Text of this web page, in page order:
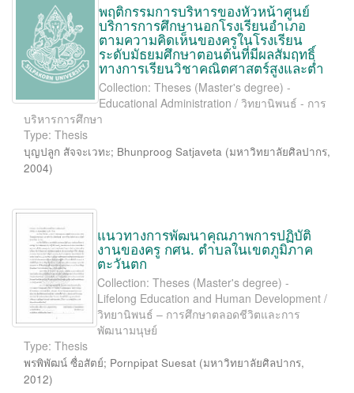
พฤติกรรมการบริหารของหัวหน้าศูนย์
บริการการศึกษานอกโรงเรียนอำเภอ
ตามความคิดเห็นของครูในโรงเรียน
ระดับมัธยมศึกษาตอนต้นที่มีผลสัมฤทธิ์
ทางการเรียนวิชาคณิตศาสตร์สูงและต่ำ
Collection: Theses (Master's degree) -
Educational Administration / วิทยานิพนธ์ - การ
บริหารการศึกษา
Type: Thesis
บุญปลูก สัจจะเวทะ; Bhunproog Satjaveta (มหาวิทยาลัยศิลปากร,
2004)
แนวทางการพัฒนาคุณภาพการปฏิบัติ
งานของครู กศน. ตำบลในเขตภูมิภาค
ตะวันตก
Collection: Theses (Master's degree) -
Lifelong Education and Human Development /
วิทยานิพนธ์ – การศึกษาตลอดชีวิตและการ
พัฒนามนุษย์
Type: Thesis
พรพิพัฒน์ ซื่อสัตย์; Pornpipat Suesat (มหาวิทยาลัยศิลปากร,
2012)